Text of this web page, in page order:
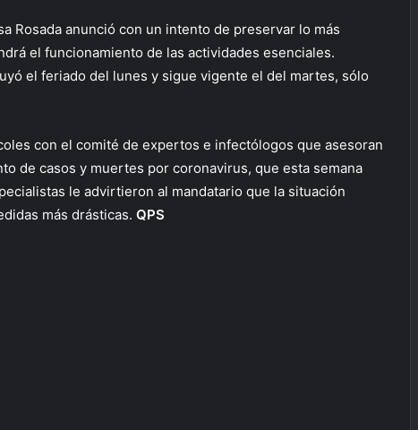
Rosada anunció con un intento de preservar lo más
el funcionamiento de las actividades esenciales.
el feriado del lunes y sigue vigente el del martes, sólo
con el comité de expertos e infectólogos que asesoran
de casos y muertes por coronavirus, que esta semana
le advirtieron al mandatario que la situación
más drásticas. QPS